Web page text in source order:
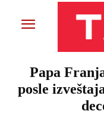
Papa
posle